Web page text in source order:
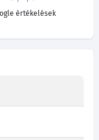
értékelések